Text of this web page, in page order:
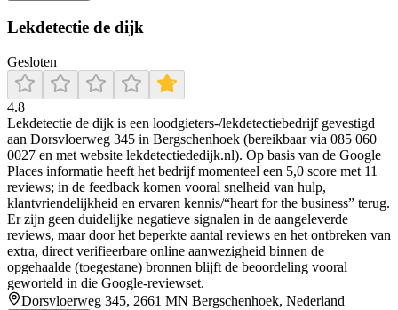
Lekdetectie de dijk
Gesloten
4.8
Lekdetectie de dijk is een loodgieters-/lekdetectiebedrijf gevestigd
aan Dorsvloerweg 345 in Bergschenhoek (bereikbaar via 085 060
0027 en met website lekdetectiededijk.nl). Op basis van de Google
Places informatie heeft het bedrijf momenteel een 5,0 score met 11
reviews; in de feedback komen vooral snelheid van hulp,
klantvriendelijkheid en ervaren kennis/“heart for the business” terug.
Er zijn geen duidelijke negatieve signalen in de aangeleverde
reviews, maar door het beperkte aantal reviews en het ontbreken van
extra, direct verifieerbare online aanwezigheid binnen de
opgehaalde (toegestane) bronnen blijft de beoordeling vooral
geworteld in die Google-reviewset.
Dorsvloerweg 345, 2661 MN Bergschenhoek, Nederland